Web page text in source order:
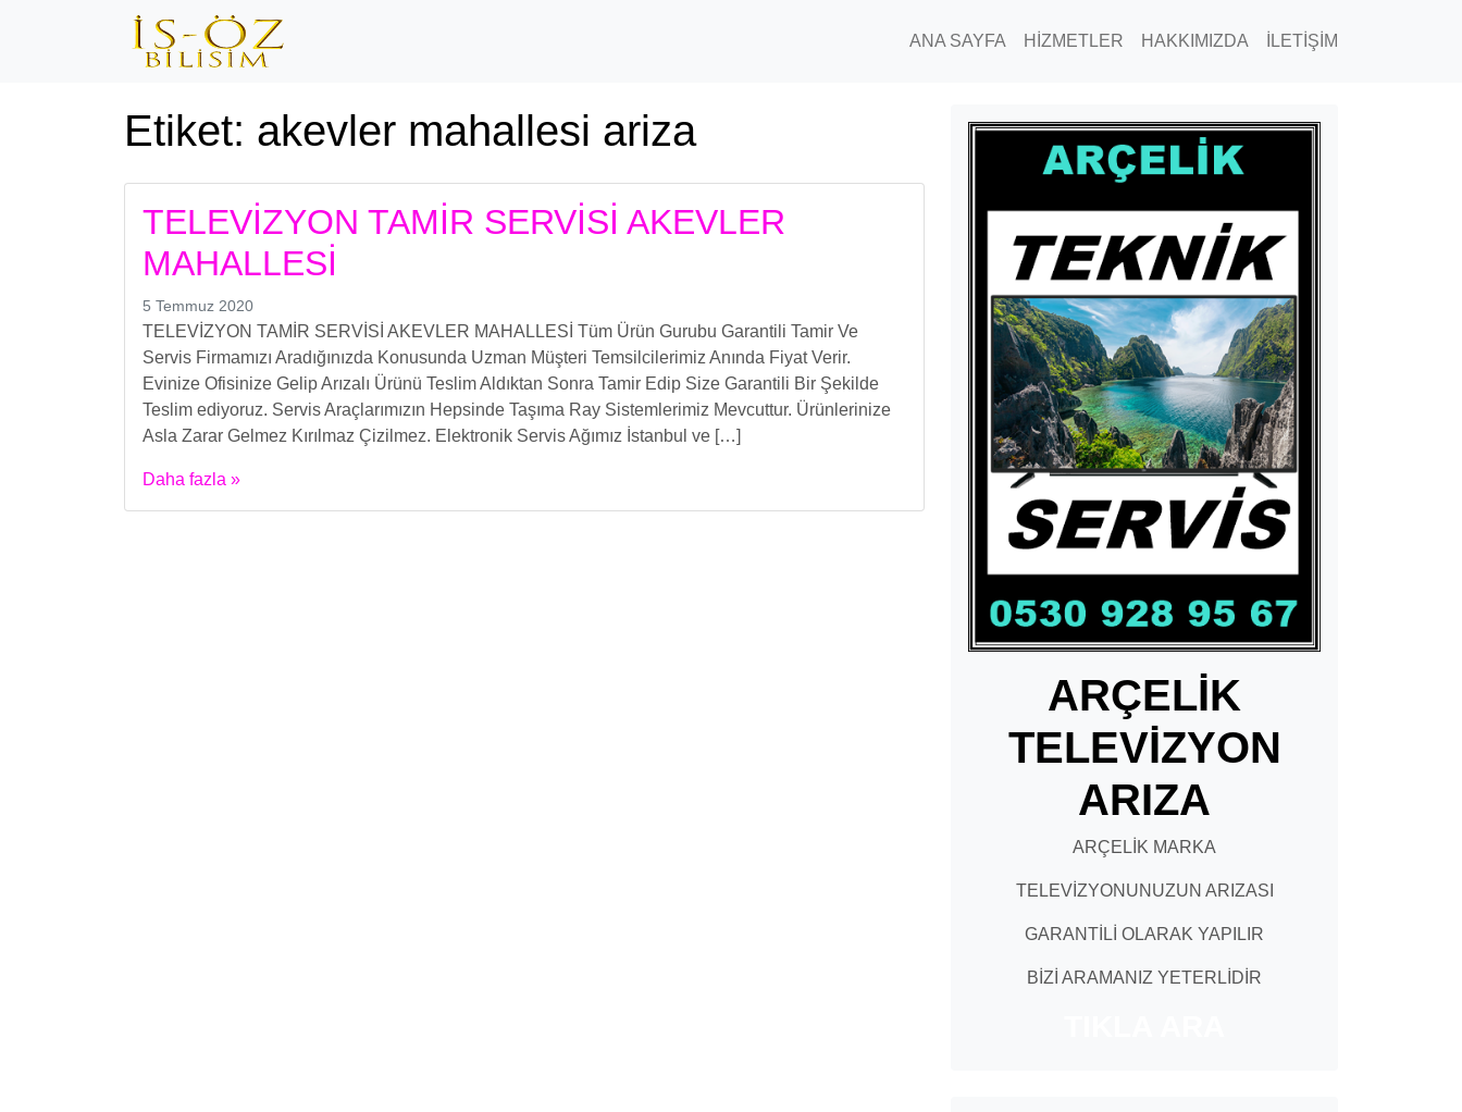
ANA SAYFA HİZMETLER HAKKIMIZDA İLETİŞİM
Etiket: akevler mahallesi ariza
TELEVİZYON TAMİR SERVİSİ AKEVLER
MAHALLESİ
5 Temmuz 2020
TELEVİZYON TAMİR SERVİSİ AKEVLER MAHALLESİ Tüm Ürün Gurubu Garantili Tamir Ve
Servis Firmamızı Aradığınızda Konusunda Uzman Müşteri Temsilcilerimiz Anında Fiyat Verir.
Evinize Ofisinize Gelip Arızalı Ürünü Teslim Aldıktan Sonra Tamir Edip Size Garantili Bir Şekilde
Teslim ediyoruz. Servis Araçlarımızın Hepsinde Taşıma Ray Sistemlerimiz Mevcuttur. Ürünlerinize
Asla Zarar Gelmez Kırılmaz Çizilmez. Elektronik Servis Ağımız İstanbul ve […]
Daha fazla »
ARÇELİK
TELEVİZYON
ARIZA
ARÇELİK MARKA
TELEVİZYONUNUZUN ARIZASI
GARANTİLİ OLARAK YAPILIR
BİZİ ARAMANIZ YETERLİDİR